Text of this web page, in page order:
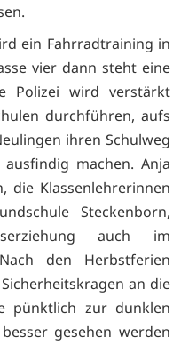
ein Fahrradtraining in
vier dann steht eine
Polizei wird verstärkt
durchführen, aufs
ihren Schulweg
machen. Anja
die Klassenlehrerinnen
Steckenborn,
auch im
den Herbstferien
an die
pünktlich zur dunklen
gesehen werden